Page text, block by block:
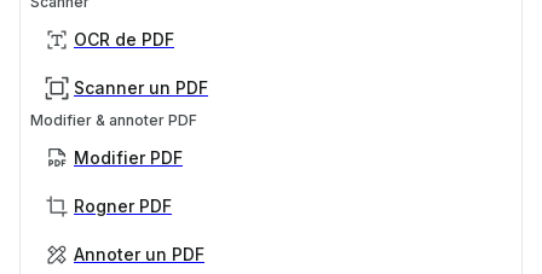
OCR de PDF
Scanner un PDF
Modifier & annoter PDF
Modifier PDF
Rogner PDF
Annoter un PDF